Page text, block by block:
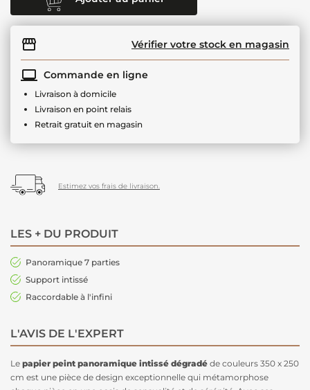
Vérifier votre stock en magasin
Commande en ligne
Livraison à domicile
Livraison en point relais
Retrait gratuit en magasin
Estimez vos frais de livraison.
LES + DU PRODUIT
Panoramique 7 parties
Support intissé
Raccordable à l'infini
L'AVIS DE L'EXPERT
Le papier peint panoramique intissé dégradé de couleurs 350 x 250
cm est une pièce de design exceptionnelle qui métamorphose